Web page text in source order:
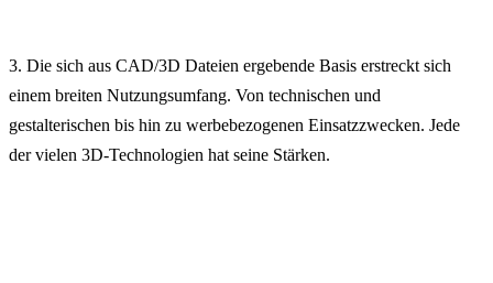
3. Die sich aus CAD/3D Dateien ergebende Basis erstreckt sich
einem breiten Nutzungsumfang. Von technischen und
gestalterischen bis hin zu werbebezogenen Einsatzzwecken. Jede
der vielen 3D-Technologien hat seine Stärken.